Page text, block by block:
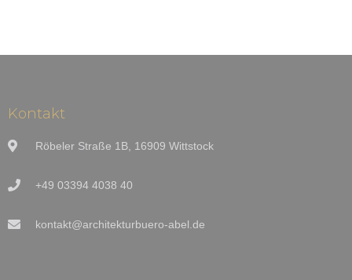
Kontakt
Röbeler Straße 1B, 16909 Wittstock
+49 03394 4038 40
kontakt@architekturbuero-abel.de